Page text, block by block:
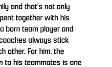
and that’s not only
together with his
born team player and
always stick
other. For him, the
to his teammates is one